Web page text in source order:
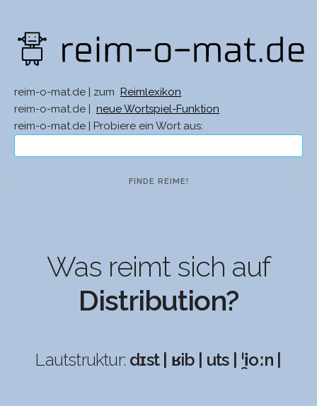
reim-o-mat.de | zum
Reimlexikon
reim-o-mat.de |
neue Wortspiel-Funktion
reim-o-mat.de | Probiere ein Wort aus:
Was reimt sich auf
Distribution?
Lautstruktur: dɪst | ʁib | uts | ˈi̯oːn |